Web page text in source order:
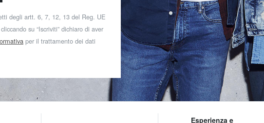
degli artt. 6, 7, 12, 13 del Reg. UE
su “Iscriviti” dichiaro di aver
per il trattamento dei dati
Esperienza e